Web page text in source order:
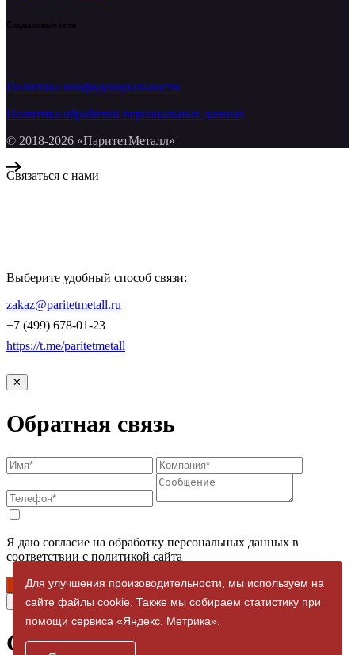
Социальные сети
Политика конфиденциальности
Политика обработки персональных данных
© 2018-2026 «ПаритетМеталл»
Связаться с нами
Выберите удобный способ связи:
zakaz@paritetmetall.ru
+7 (499) 678-01-23
https://t.me/paritetmetall
Для улучшения произоводительности, мы используем на
сайте файлы cookie. Также мы собираем статистику при
помощи сервиса «Яндекс. Метрика».
✕
Обратная связь
Я даю согласие на обработку персональных данных в
соответствии с политикой сайта
Отправить
Спасибо за заявку